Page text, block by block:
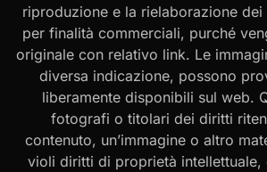
riproduzione e la rielaborazione dei
per finalità commerciali, purché
originale con relativo link. Le
diversa indicazione, possono
liberamente disponibili sul web.
fotografi o titolari dei diritti
contenuto, un’immagine o altro
violi diritti di proprietà